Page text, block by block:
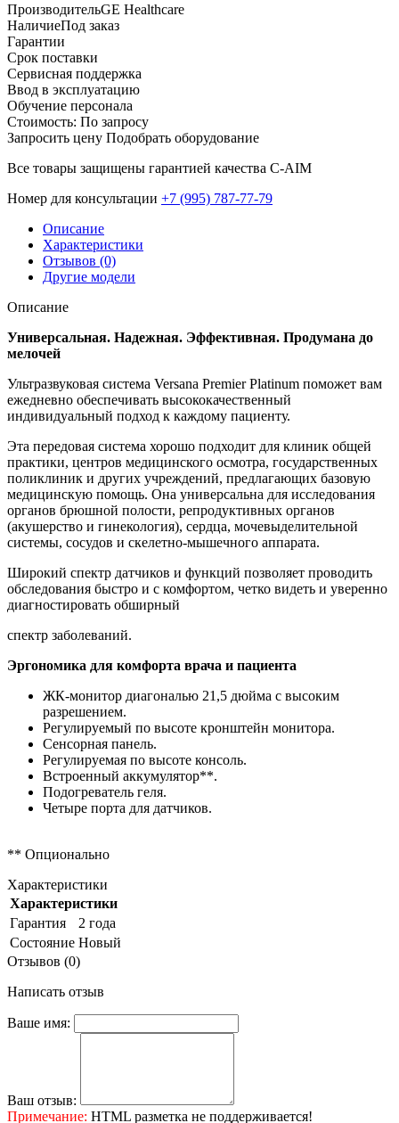
ПроизводительGE Healthcare
НаличиеПод заказ
Гарантии
Срок поставки
Сервисная поддержка
Ввод в эксплуатацию
Обучение персонала
Стоимость: По запросу
Запросить цену Подобрать оборудование
Все товары защищены гарантией качества С-AIM
Номер для консультации ‎+7 (995) 787-77-79
Описание
Характеристики
Отзывов (0)
Другие модели
Описание
Универсальная. Надежная. Эффективная. Продумана до
мелочей
Ультразвуковая система Versana Premier Platinum поможет вам
ежедневно обеспечивать высококачественный
индивидуальный подход к каждому пациенту.
Эта передовая система хорошо подходит для клиник общей
практики, центров медицинского осмотра, государственных
поликлиник и других учреждений, предлагающих базовую
медицинскую помощь. Она универсальна для исследования
органов брюшной полости, репродуктивных органов
(акушерство и гинекология), сердца, мочевыделительной
системы, сосудов и скелетно-мышечного аппарата.
Широкий спектр датчиков и функций позволяет проводить
обследования быстро и с комфортом, четко видеть и уверенно
диагностировать обширный
спектр заболеваний.
Эргономика для комфорта врача и пациента
ЖК-монитор диагональю 21,5 дюйма с высоким
разрешением.
Регулируемый по высоте кронштейн монитора.
Сенсорная панель.
Регулируемая по высоте консоль.
Встроенный аккумулятор**.
Подогреватель геля.
Четыре порта для датчиков.
** Опционально
Характеристики
Характеристики
Гарантия
2 года
Состояние Новый
Отзывов (0)
Написать отзыв
Ваше имя:
Ваш отзыв:
Примечание: HTML разметка не поддерживается!